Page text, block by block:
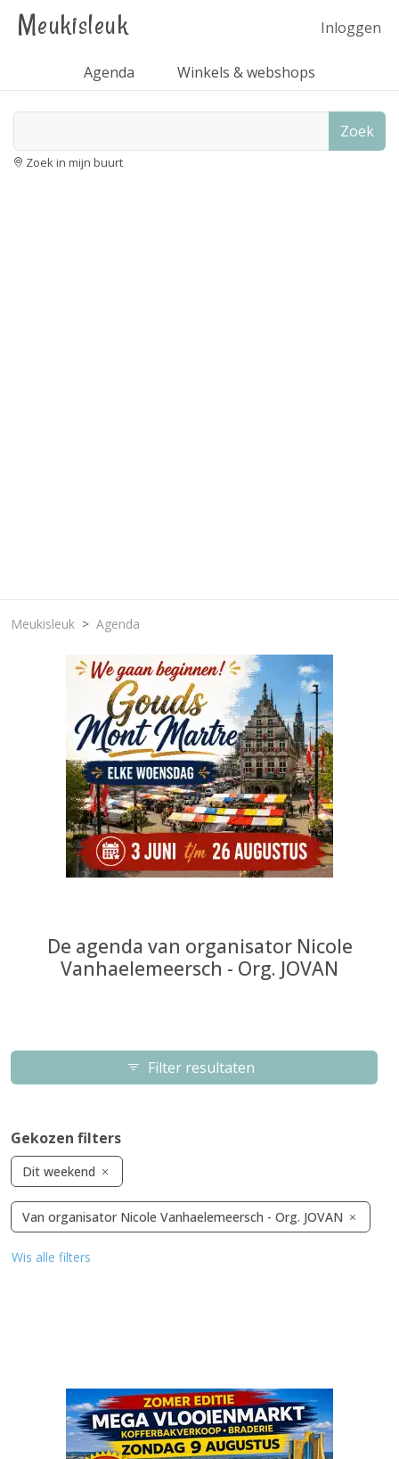
Meukisleuk Inloggen
Agenda Winkels & webshops
Zoek
Zoek in mijn buurt
Meukisleuk Agenda
De agenda van organisator Nicole
Vanhaelemeersch - Org. JOVAN
Filter resultaten
Gekozen filters
Dit weekend
Van organisator Nicole Vanhaelemeersch - Org. JOVAN
Wis alle filters